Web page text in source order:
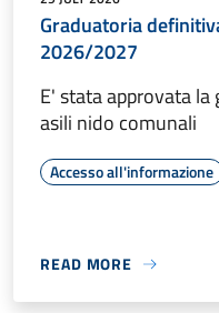
Graduatoria
2026/2027
E' stata approvata
asili nido comunali
Accesso all'informazione
READ MORE